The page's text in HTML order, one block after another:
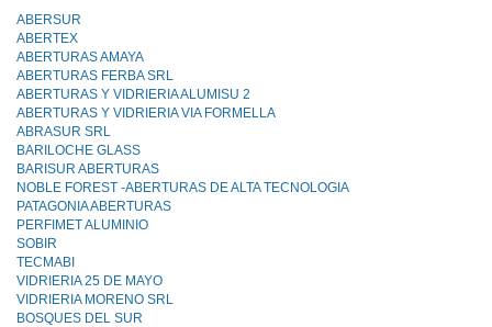
ABERSUR
ABERTEX
ABERTURAS AMAYA
ABERTURAS FERBA SRL
ABERTURAS Y VIDRIERIA ALUMISU 2
ABERTURAS Y VIDRIERIA VIA FORMELLA
ABRASUR SRL
BARILOCHE GLASS
BARISUR ABERTURAS
NOBLE FOREST -ABERTURAS DE ALTA TECNOLOGIA
PATAGONIA ABERTURAS
PERFIMET ALUMINIO
SOBIR
TECMABI
VIDRIERIA 25 DE MAYO
VIDRIERIA MORENO SRL
BOSQUES DEL SUR